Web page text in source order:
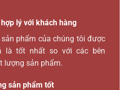
lý với khách hàng
sản phẩm của chúng tôi được
là tốt nhất so với các bên
lượng sản phẩm.
sản phẩm tốt